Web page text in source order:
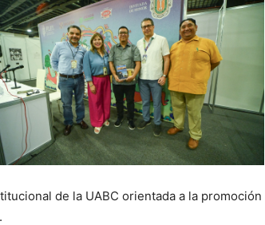
de la UABC orientada a la promoción